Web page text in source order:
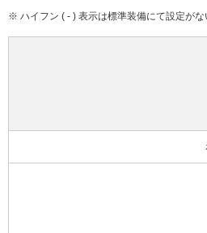
※ ハイフン ( - ) 表示は標準装備にて設定がな